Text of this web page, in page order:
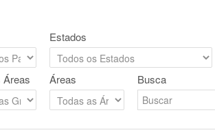
Estados
Áreas Áreas Busca